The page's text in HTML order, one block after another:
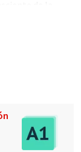
y del